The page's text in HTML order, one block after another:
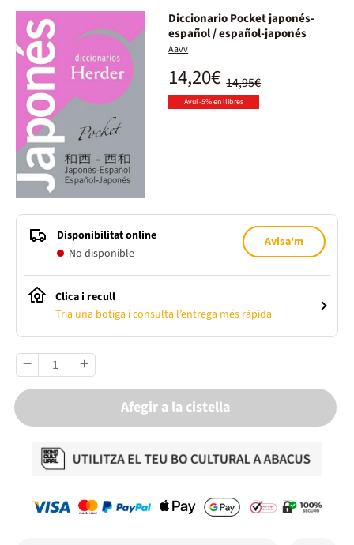
Diccionario Pocket japonés-
español / español-japonés
Aavv
14,95€
14,20€
Avui -5% en llibres
Disponibilitat online
No disponible
Avisa'm
Clica i recull
Tria una botiga i consulta l’entrega més ràpida
Afegir a la cistella